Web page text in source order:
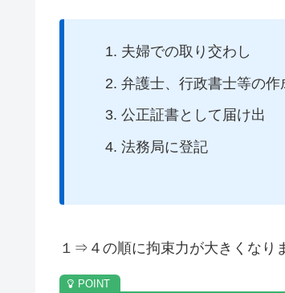
夫婦での取り交わし
弁護士、行政書士等の作
公正証書として届け出
法務局に登記
１⇒４の順に拘束力が大きくなり